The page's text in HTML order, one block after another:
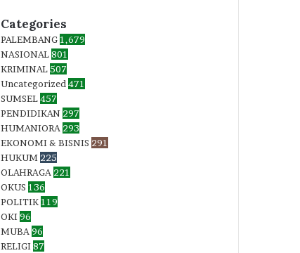
Categories
PALEMBANG1,679
NASIONAL801
KRIMINAL507
Uncategorized471
SUMSEL457
PENDIDIKAN 297
HUMANIORA 293
EKONOMI & BISNIS 291
HUKUM 225
OLAHRAGA 221
OKUS 136
POLITIK119
OKI96
MUBA96
RELIGI87